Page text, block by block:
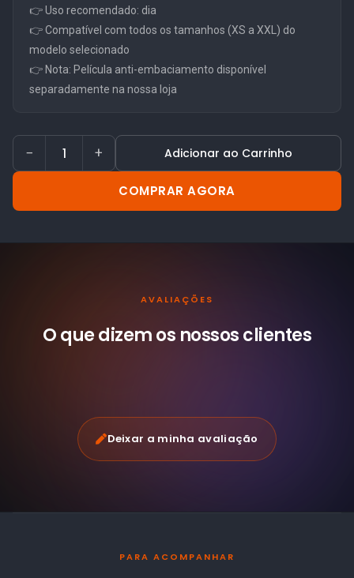
👉 Uso recomendado: dia
👉 Compatível com todos os tamanhos (XS a XXL) do
modelo selecionado
👉 Nota: Película anti-embaciamento disponível
separadamente na nossa loja
− + Adicionar ao Carrinho
COMPRAR AGORA
AVALIAÇÕES
O que dizem os nossosclientes
Deixar a minha avaliação
PARA ACOMPANHAR